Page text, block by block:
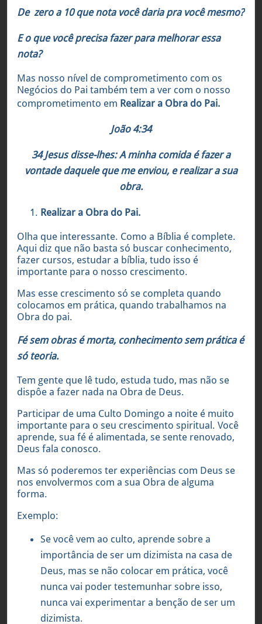
De zero a 10 que nota você daria pra você mesmo?
E o que você precisa fazer para melhorar essa
nota?
Mas nosso nível de comprometimento com os
Negócios do Pai também tem a ver com o nosso
comprometimento em Realizar a Obra do Pai.
João 4:34
34 Jesus disse-lhes: A minha comida é fazer a
vontade daquele que me enviou, e realizar a sua
obra.
Realizar a Obra do Pai.
Olha que interessante. Como a Bíblia é complete.
Aqui diz que não basta só buscar conhecimento,
fazer cursos, estudar a bíblia, tudo isso é
importante para o nosso crescimento.
Mas esse crescimento só se completa quando
colocamos em prática, quando trabalhamos na
Obra do pai.
Fé sem obras é morta, conhecimento sem prática é
só teoria.
Tem gente que lê tudo, estuda tudo, mas não se
dispôe a fazer nada na Obra de Deus.
Participar de uma Culto Domingo a noite é muito
importante para o seu crescimento spiritual. Você
aprende, sua fé é alimentada, se sente renovado,
Deus fala conosco.
Mas só poderemos ter experiências com Deus se
nos envolvermos com a sua Obra de alguma
forma.
Exemplo:
Se você vem ao culto, aprende sobre a
importância de ser um dizimista na casa de
Deus, mas se não colocar em prática, você
nunca vai poder testemunhar sobre isso,
nunca vai experimentar a benção de ser um
dizimista.